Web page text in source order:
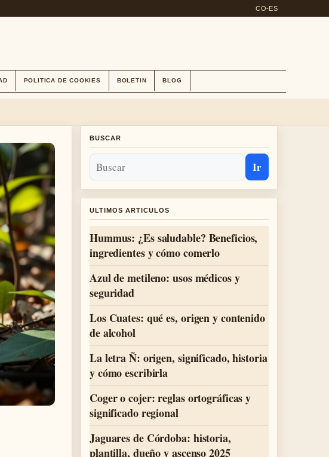
CO-ES
POLITICA DE COOKIES BOLETIN BLOG
BUSCAR
Ir
ULTIMOS ARTICULOS
Hummus: ¿Es saludable? Beneficios,
ingredientes y cómo comerlo
Azul de metileno: usos médicos y
seguridad
Los Cuates: qué es, origen y contenido
de alcohol
La letra Ñ: origen, significado, historia
y cómo escribirla
Coger o cojer: reglas ortográficas y
significado regional
Jaguares de Córdoba: historia,
plantilla, dueño y ascenso 2025